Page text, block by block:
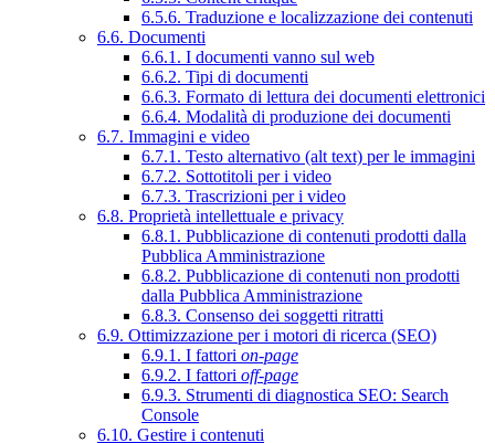
6.5.6. Traduzione e localizzazione dei contenuti
6.6. Documenti
6.6.1. I documenti vanno sul web
6.6.2. Tipi di documenti
6.6.3. Formato di lettura dei documenti elettronici
6.6.4. Modalità di produzione dei documenti
6.7. Immagini e video
6.7.1. Testo alternativo (alt text) per le immagini
6.7.2. Sottotitoli per i video
6.7.3. Trascrizioni per i video
6.8. Proprietà intellettuale e privacy
6.8.1. Pubblicazione di contenuti prodotti dalla
Pubblica Amministrazione
6.8.2. Pubblicazione di contenuti non prodotti
dalla Pubblica Amministrazione
6.8.3. Consenso dei soggetti ritratti
6.9. Ottimizzazione per i motori di ricerca (SEO)
6.9.1. I fattori on-page
6.9.2. I fattori off-page
6.9.3. Strumenti di diagnostica SEO: Search
Console
6.10. Gestire i contenuti